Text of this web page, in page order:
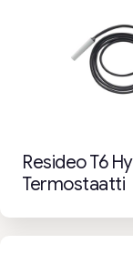
Resideo T6
Termostaatti